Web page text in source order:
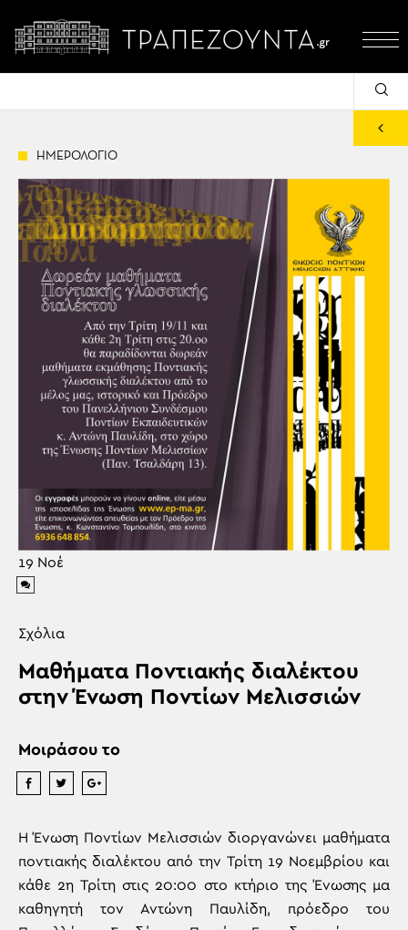
ΗΜΕΡΟΛΟΓΙΟ
19 Νοέ
Σχόλια
Μαθήματα Ποντιακής διαλέκτου
στην Ένωση Ποντίων Μελισσιών
Μοιράσου το
Η Ένωση Ποντίων Μελισσιών διοργανώνει μαθήματα
ποντιακής διαλέκτου από την Τρίτη 19 Νοεμβρίου και
κάθε 2η Τρίτη στις 20:00 στο κτήριο της Ένωσης μα
καθηγητή τον Αντώνη Παυλίδη, πρόεδρο του